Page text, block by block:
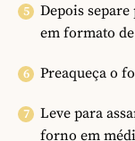
Depois separe
em formato
Preaqueça o
Leve para
forno em